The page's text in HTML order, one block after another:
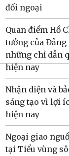
đối ngoại
Quan điểm Hồ
tưởng của Đảng
những chỉ dẫn
hiện nay
Nhận diện và
sáng tạo vì lợi
hiện nay
Ngoại giao
tại Tiểu vùng